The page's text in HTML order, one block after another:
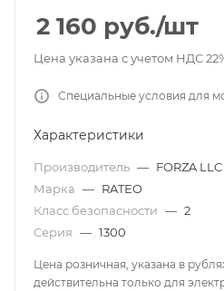
2 160 руб./шт
Цена указана с учетом НДС
Специальные условия для
Характеристики
Производитель — FORZA LLC
Марка — RATEO
Класс безопасности — 2
Серия — 1300
Цена розничная, указана в
действительна только для